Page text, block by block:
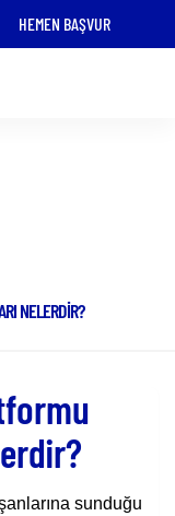
HEMEN BAŞVUR
NELERDIR?
sunduğu